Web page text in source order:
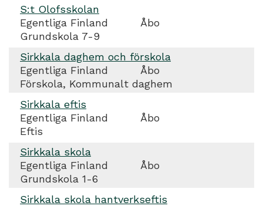
S:t Olofsskolan
Egentliga Finland
Åbo
Grundskola 7-9
Sirkkala daghem och förskola
Egentliga Finland
Åbo
Förskola, Kommunalt daghem
Sirkkala eftis
Egentliga Finland
Åbo
Eftis
Sirkkala skola
Egentliga Finland
Åbo
Grundskola 1-6
Sirkkala skola hantverkseftis